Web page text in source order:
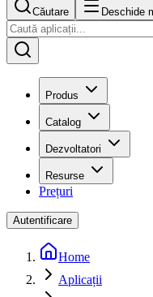
Căutare Deschide
Produs
Catalog
Dezvoltatori
Resurse
Prețuri
Autentificare
Home
Aplicații